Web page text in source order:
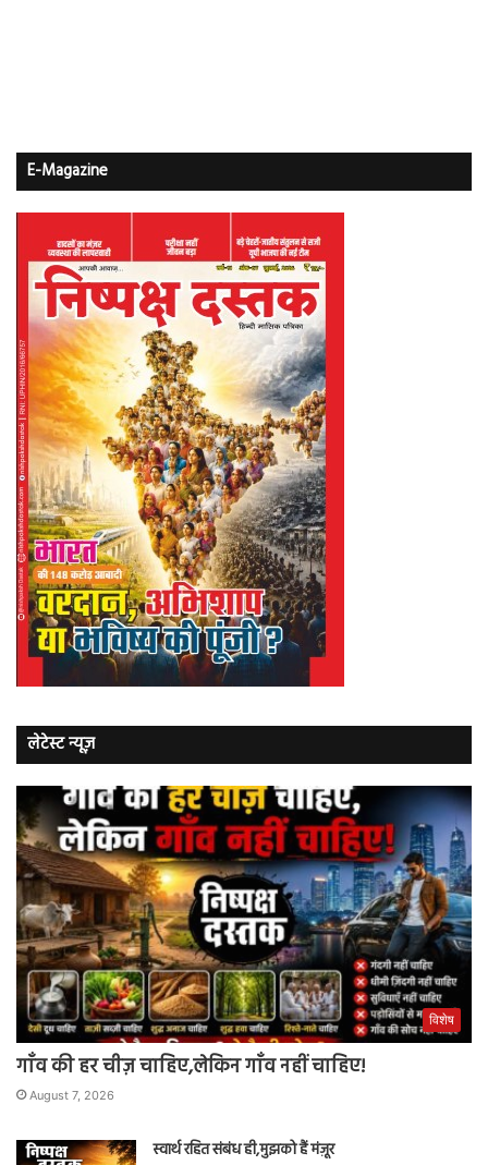
E-Magazine
लेटेस्ट न्यूज़
विशेष
गाँव की हर चीज़ चाहिए,लेकिन गाँव नहीं चाहिए!
August 7, 2026
स्वार्थ रहित संबंध ही,मुझको हैं मंज़ूर